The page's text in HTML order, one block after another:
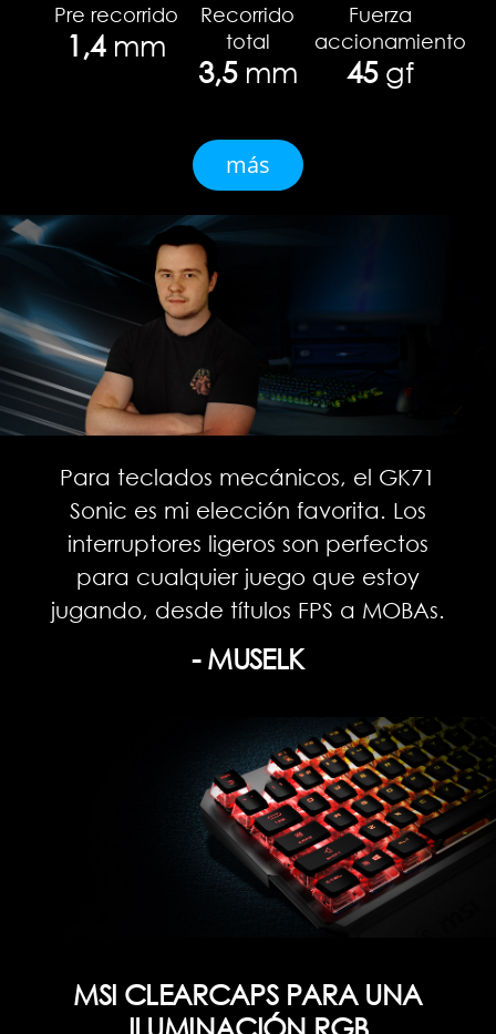
Pre recorrido
1,4mm
Recorrido
total
3,5mm
Fuerza
accionamiento
45gf
más
Para teclados mecánicos, el GK71
Sonic es mi elección favorita. Los
interruptores ligeros son perfectos
para cualquier juego que estoy
jugando, desde títulos FPS a MOBAs.
- MUSELK
MSI CLEARCAPS PARA UNA